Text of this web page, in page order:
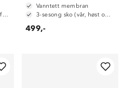
ComfortFit: normal passform
Vanntett membran
3-sesong sko (vår, høst og vinter)
499,-